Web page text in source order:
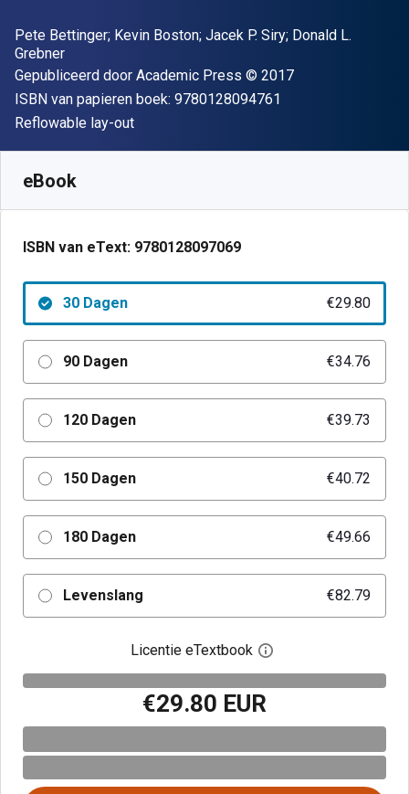
Auteur(s)
Pete Bettinger; Kevin Boston; Jacek P. Siry; Donald L.
Grebner
Uitgever
Gepubliceerd door Academic Press Copyright
© 2017
ISBN van papieren boek: 9780128094761
Indeling
Reflowable lay-out
eBook
ISBN van eText: 9780128097069
30 Dagen €29.80
90 Dagen €34.76
120 Dagen €39.73
150 Dagen €40.72
180 Dagen €49.66
Levenslang €82.79
Licentie eTextbook Open het
€29.80 EUR